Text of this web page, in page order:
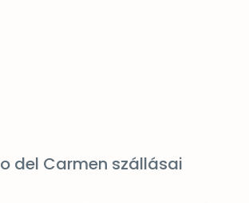
del Carmen szállásai